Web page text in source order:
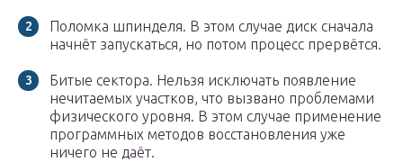
Поломка шпинделя. В этом случае диск сначала
начнёт запускаться, но потом процесс прервётся.
Битые сектора. Нельзя исключать появление
нечитаемых участков, что вызвано проблемами
физического уровня. В этом случае применение
программных методов восстановления уже
ничего не даёт.